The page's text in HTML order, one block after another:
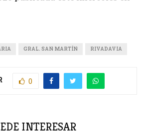
GRAL. SAN MARTÍN RIVADAVIA
0
INTERESAR